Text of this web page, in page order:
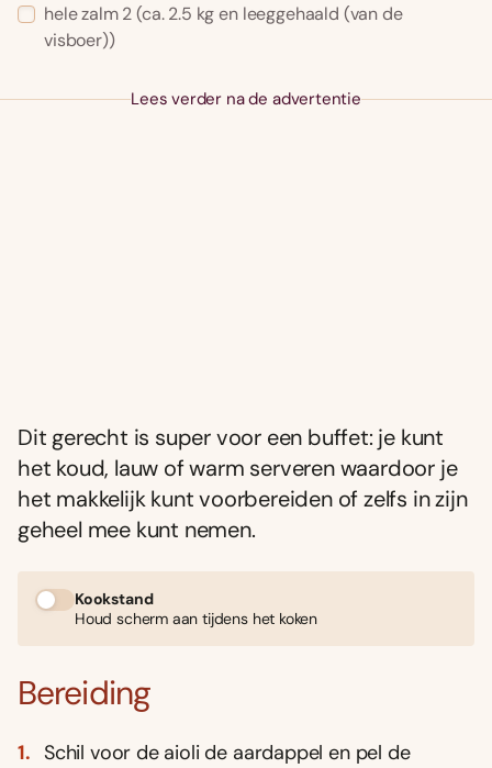
hele zalm 2(ca. 2.5 kg en leeggehaald (van de
visboer))
Lees verder na de advertentie
Dit gerecht is super voor een buffet: je kunt
het koud, lauw of warm serveren waardoor je
het makkelijk kunt voorbereiden of zelfs in zijn
geheel mee kunt nemen.
Kookstand
Houd scherm aan tijdens het koken
Bereiding
Schil voor de aioli de aardappel en pel de